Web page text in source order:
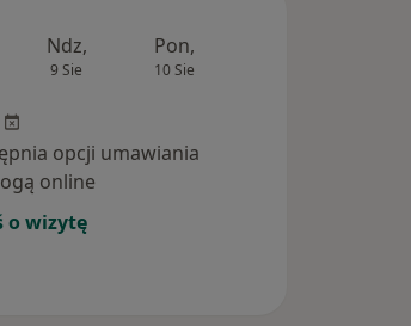
Ndz,
9 Sie
Pon,
10 Sie
opcji umawiania
online
o wizytę